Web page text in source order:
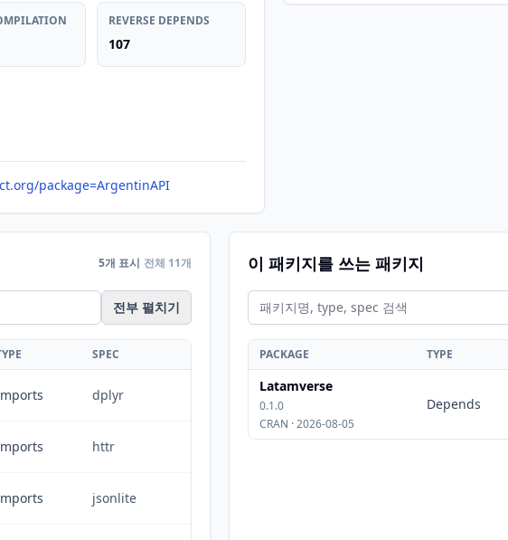
REVERSE DEPENDS
107
package=ArgentinAPI
5개 표시 전체 11개
전부 펼치기
SPEC
dplyr
httr
jsonlite
이 패키지를 쓰는 패키지
PACKAGE TYPE
Latamverse
0.1.0
CRAN · 2026-08-05
Depends